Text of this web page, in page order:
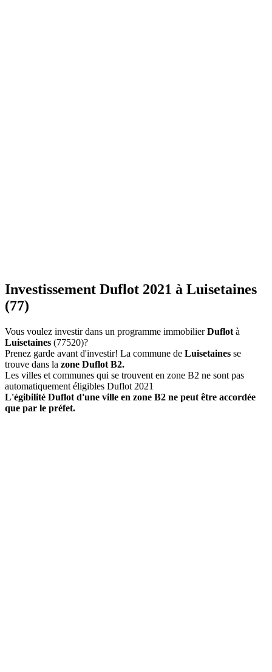
Investissement Duflot 2021 à Luisetaines
(77)
Vous voulez investir dans un programme immobilierDuflot à
Luisetaines (77520)?
Prenez garde avant d'investir! La commune de Luisetaines se
trouve dans la zone Duflot B2.
Les villes et communes qui se trouvent en zone B2 ne sont pas
automatiquement éligibles Duflot 2021
L'égibilité Duflot d'une ville en zone B2 ne peut être accordée
que par le préfet.